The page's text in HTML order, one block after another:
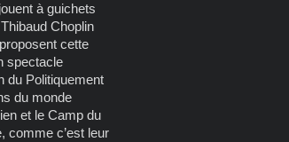
à guichets
Choplin
cette
spectacle
du Politiquement
du monde
et le Camp du
comme c’est leur